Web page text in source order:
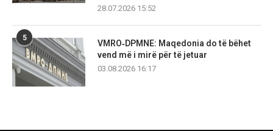
28.07.2026 15:52
5
VMRO‑DPMNE: Maqedonia do të bëhet
vend më i mirë për të jetuar
03.08.2026 16:17